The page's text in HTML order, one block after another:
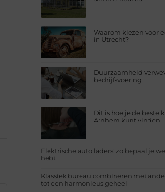
Waarom kiezen voor
in Utrecht?
Duurzaamheid
bedrijfsvoering
Dit is hoe je de beste
Arnhem kunt vinden
Elektrische auto laders: zo bepaal je
hebt
Klassiek bureau combineren met
tot een harmonieus geheel